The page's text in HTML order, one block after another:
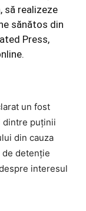
să realizeze
sănătos din
Press,
un fost
dintre puţinii
din cauza
detenţie
interesul